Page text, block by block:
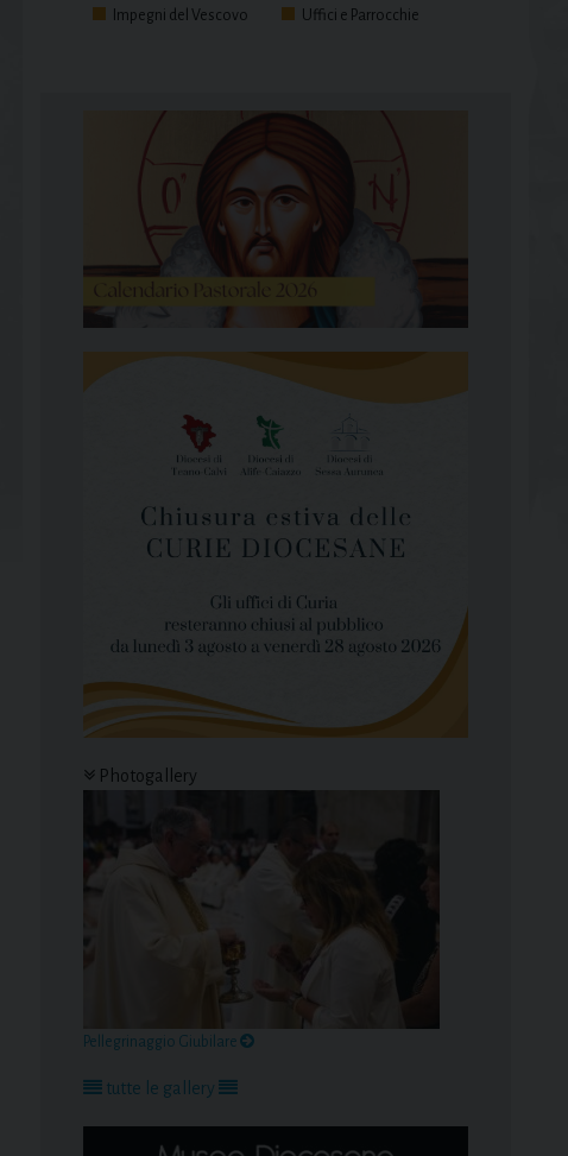
Impegni del Vescovo Uffici e Parrocchie
Photogallery
Pellegrinaggio Giubilare
tutte le gallery